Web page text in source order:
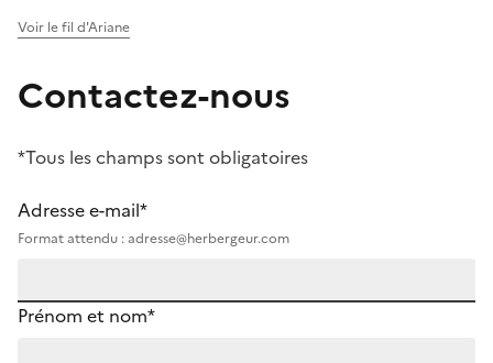
Voir le fil d'Ariane
Contactez-nous
*Tous les champs sont obligatoires
Adresse e-mail*
Format attendu : adresse@herbergeur.com
Prénom et nom*